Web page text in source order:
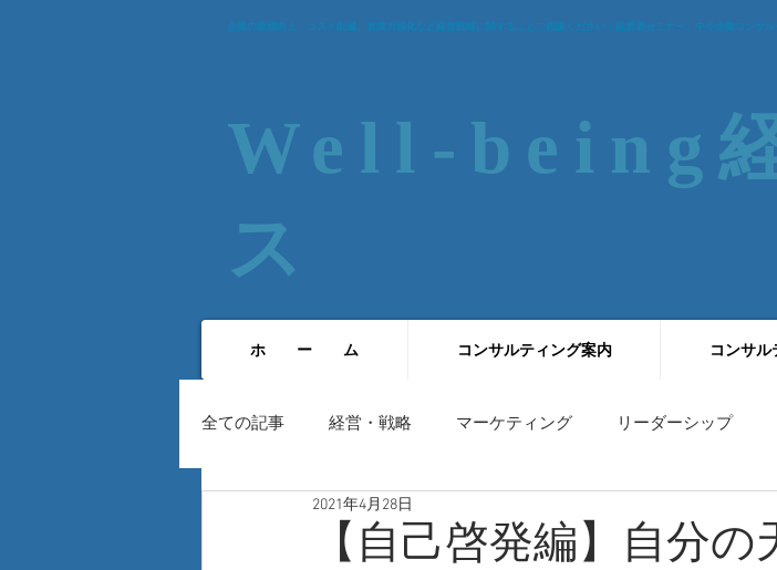
企業の業績向上、コスト削減、営業力強化など経営戦略に関することご相談ください｜経営者セミナー、中小企業コンサ
Well-being
ス​
ホ ー ム コンサルティング案内 コンサル
全ての記事 経営・戦略 マーケティング リーダーシップ
自己啓発
【自己啓発編】自分
2021年4月28日